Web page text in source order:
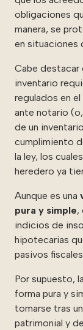
obligaciones
manera, se
en situaciones
Cabe destacar
inventario
regulados en
ante notario
de un
cumplimiento
la ley, los
heredero ya
Aunque es una
pura y simple,
indicios de
hipotecarias
pasivos
Por supuesto,
forma pura y
tomarse tras
patrimonial y